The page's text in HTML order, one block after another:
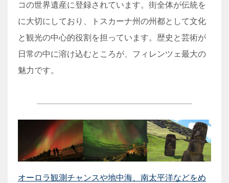
コの世界遺産に登録されています。街全体が伝統を
に大切にしており、トスカーナ州の州都として文化
と観光の中心的役割を担っています。歴史と芸術が
日常の中に溶け込むところが、フィレンツェ最大の
魅力です。
オーロラ観測チャンスや地中海、南太平洋などをめ